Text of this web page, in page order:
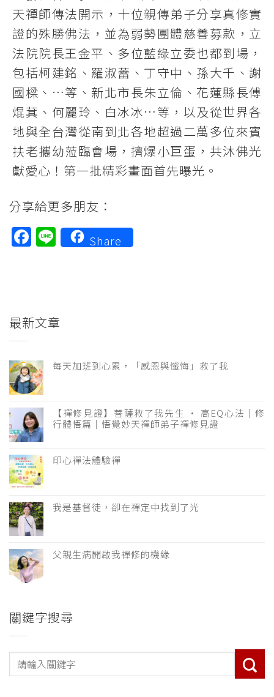
天禪師傳法開示，十位親傳弟子分享真修實
證的殊勝佛法，並為弱勢團體慈善募款，立
法院院長王金平、多位藍綠立委也都到場，
包括柯建銘、羅淑蕾、丁守中、孫大千、謝
國樑、…等、新北市長朱立倫、花蓮縣長傅
焜萁、何麗玲、白冰冰…等，以及從世界各
地與全台灣從南到北各地超過二萬多位來賓
扶老攜幼蒞臨會場，擠爆小巨蛋，共沐佛光
獻愛心！第一批精彩畫面首先曝光。
分享給更多朋友：
Facebook
LineShare
最新文章
每天加班到心累，「感恩與懺悔」救了我
【禪修見證】菩薩救了我先生 · 高EQ心法｜修
行體悟篇｜悟覺妙天禪師弟子禪修見證
印心禪法體驗禪
我是基督徒，卻在禪定中找到了光
父親生病開啟我禪修的機緣
關鍵字搜尋